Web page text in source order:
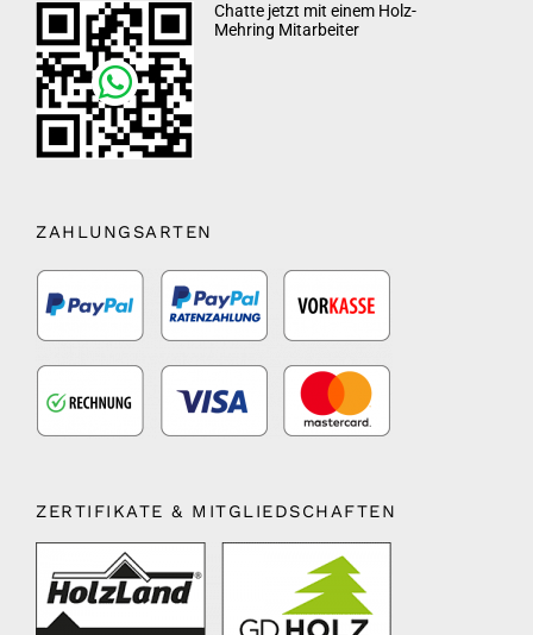
Chatte jetzt mit einem Holz-
Mehring Mitarbeiter
ZAHLUNGSARTEN
ZERTIFIKATE & MITGLIEDSCHAFTEN